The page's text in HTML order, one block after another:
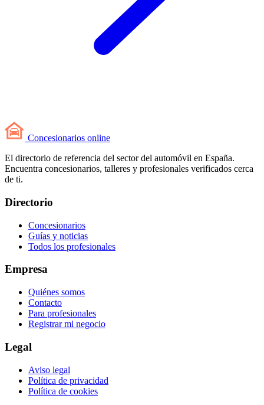
Concesionarios online
El directorio de referencia del sector del automóvil en España.
Encuentra concesionarios, talleres y profesionales verificados cerca
de ti.
Directorio
Concesionarios
Guías y noticias
Todos los profesionales
Empresa
Quiénes somos
Contacto
Para profesionales
Registrar mi negocio
Legal
Aviso legal
Política de privacidad
Política de cookies